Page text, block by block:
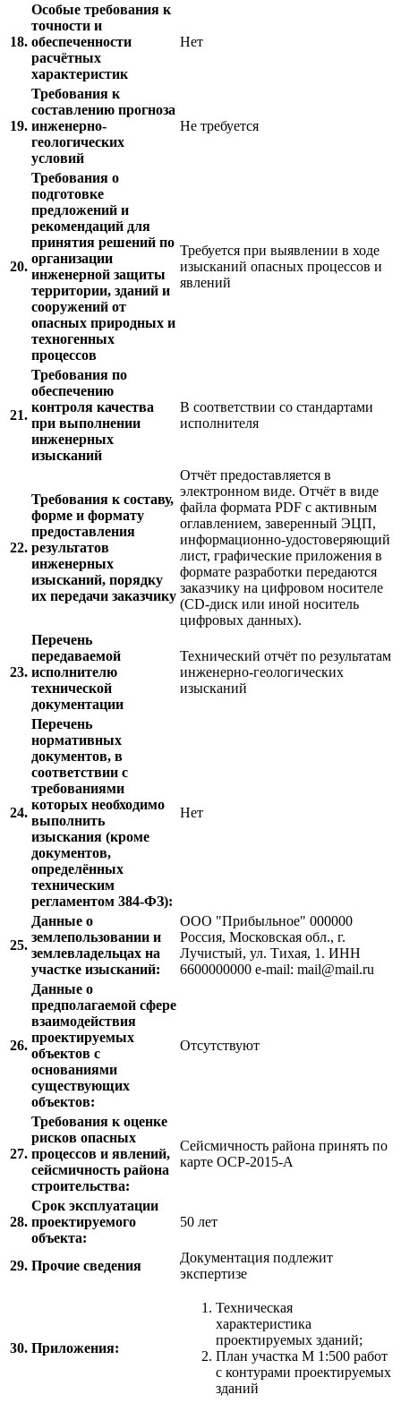
18.
Особые требования к
точности и
обеспеченности
расчётных
характеристик
Нет
19.
Требования к
составлению прогноза
инженерно-
геологических
условий
Не требуется
20.
Требования о
подготовке
предложений и
рекомендаций для
принятия решений по
организации
инженерной защиты
территории, зданий и
сооружений от
опасных природных и
техногенных
процессов
Требуется при выявлении в ходе
изысканий опасных процессов и
явлений
21.
Требования по
обеспечению
контроля качества
при выполнении
инженерных
изысканий
В соответствии со стандартами
исполнителя
22.
Требования к составу,
форме и формату
предоставления
результатов
инженерных
изысканий, порядку
их передачи заказчику
Отчёт предоставляется в
электронном виде. Отчёт в виде
файла формата PDF с активным
оглавлением, заверенный ЭЦП,
информационно-удостоверяющий
лист, графические приложения в
формате разработки передаются
заказчику на цифровом носителе
(CD-диск или иной носитель
цифровых данных).
23.
Перечень
передаваемой
исполнителю
технической
документации
Технический отчёт по результатам
инженерно-геологических
изысканий
24.
Перечень
нормативных
документов, в
соответствии с
требованиями
которых необходимо
выполнить
изыскания (кроме
документов,
определённых
техническим
регламентом 384-ФЗ):
Нет
25.
Данные о
землепользовании и
землевладельцах на
участке изысканий:
ООО "Прибыльное" 000000
Россия, Московская обл., г.
Лучистый, ул. Тихая, 1. ИНН
6600000000 e-mail: mail@mail.ru
26.
Данные о
предполагаемой сфере
взаимодействия
проектируемых
объектов с
основаниями
существующих
объектов:
Отсутствуют
27.
Требования к оценке
рисков опасных
процессов и явлений,
сейсмичность района
строительства:
Сейсмичность района принять по
карте ОСР-2015-А
28.
Срок эксплуатации
проектируемого
объекта:
50 лет
29. Прочие сведения
Документация подлежит
экспертизе
30. Приложения:
Техническая
характеристика
проектируемых зданий;
План участка М 1:500 работ
с контурами проектируемых
зданий